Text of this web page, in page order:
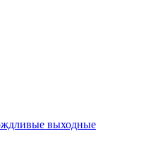
выходные